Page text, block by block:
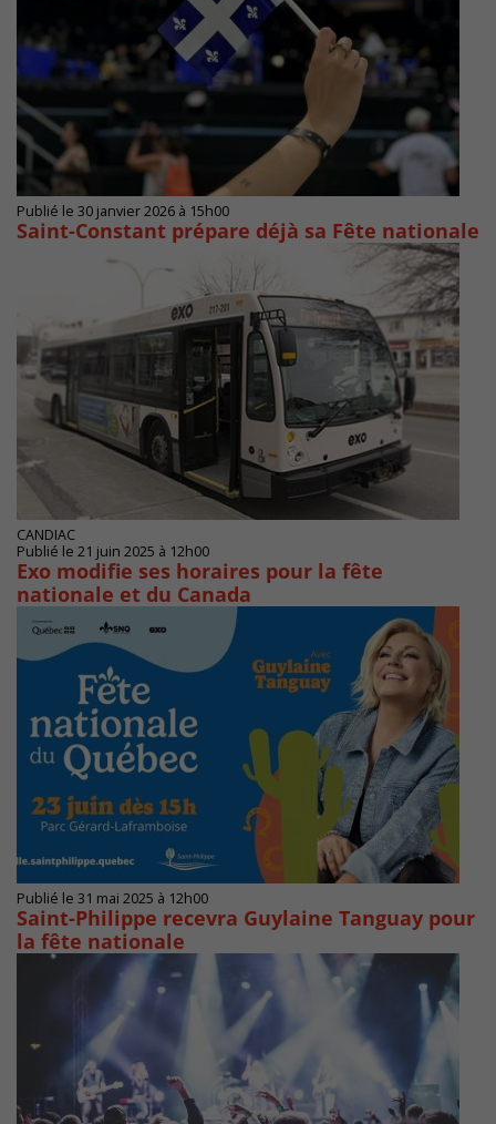
Publié le 30 janvier 2026 à 15h00
Saint-Constant prépare déjà sa Fête nationale
CANDIAC
Publié le 21 juin 2025 à 12h00
Exo modifie ses horaires pour la fête
nationale et du Canada
Publié le 31 mai 2025 à 12h00
Saint-Philippe recevra Guylaine Tanguay pour
la fête nationale